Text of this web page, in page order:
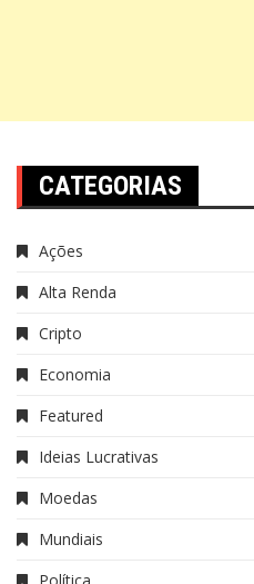
CATEGORIAS
Ações
Alta Renda
Cripto
Economia
Featured
Ideias Lucrativas
Moedas
Mundiais